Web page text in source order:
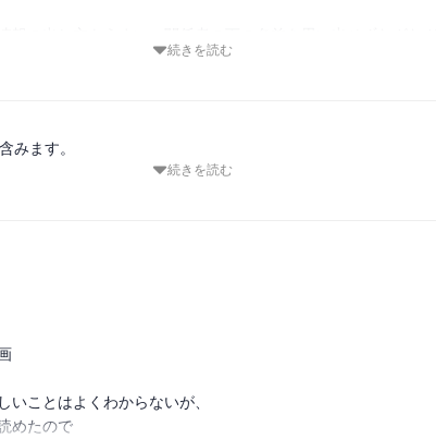
ら、下の名前しか基本出てこないキャラがそいつじゃん！怪
くても十分なんだ。なんとなくヒントぽい・怪しいから注意
ら伏線としては大いに役目を果たしてくれる。
のか若干の飽きがで始めた。展開的にはこれは王手！！！っ
、やはり1巻からずっと緊張感がある作品だからか、こちらが
、毎掲載楽しみにできると思うのだが、ずっと犯人のヒント
り疲れたりし始める。
いところ。無駄がないからこそ読者が休憩する暇を与えない
から、かなり難しい塩梅だとは思う。
リベはタイムリープして原因の根底を解決しようと奮闘する
ーという圧倒的ヒーローがいたりと割とスカッとする展開も
続きを読む
みます。
見事に張られた伏線。何度も読み返せる楽しさがある。「僕
裏には危うい雰囲気が漂ってる。おすすめの一冊！
続きを読む
いことはよくわからないが、
めたので